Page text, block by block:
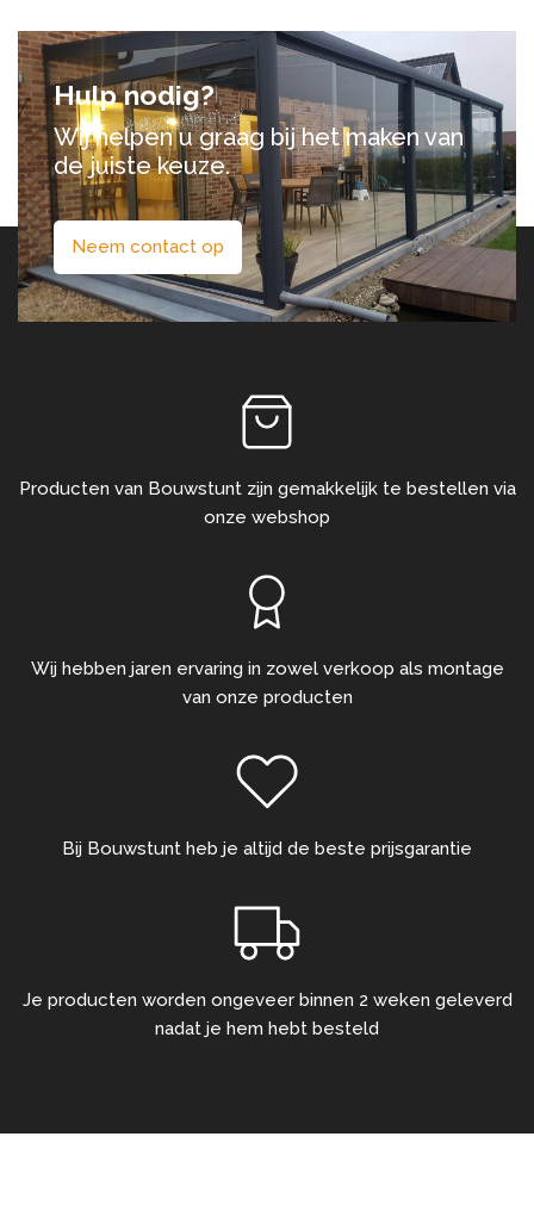
Hulp nodig?
Wij helpen u graag bij het maken van
de juiste keuze.
Neem contact op
Producten van Bouwstunt zijn gemakkelijk te bestellen via
onze webshop
Wij hebben jaren ervaring in zowel verkoop als montage
van onze producten
Bij Bouwstunt heb je altijd de beste prijsgarantie
Je producten worden ongeveer binnen 2 weken geleverd
nadat je hem hebt besteld